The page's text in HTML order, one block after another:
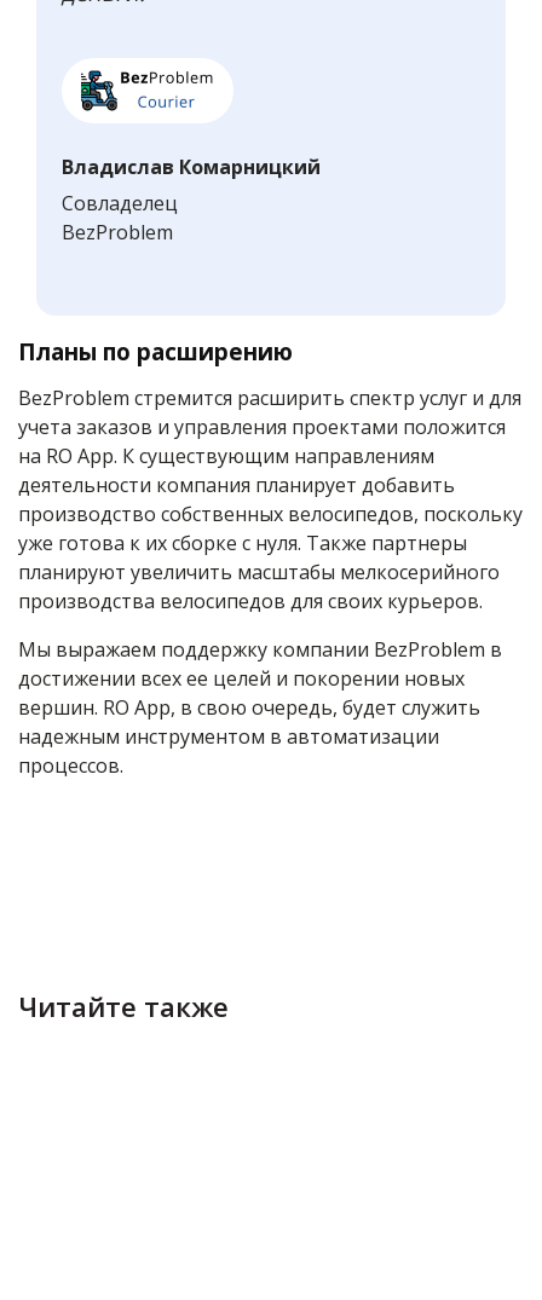
Владислав Комарницкий
Совладелец
BezProblem
Планы по расширению
BezProblem стремится расширить спектр услуг и для
учета заказов и управления проектами положится
на RO App. К существующим направлениям
деятельности компания планирует добавить
производство собственных велосипедов, поскольку
уже готова к их сборке с нуля. Также партнеры
планируют увеличить масштабы мелкосерийного
производства велосипедов для своих курьеров.
Мы выражаем поддержку компании BezProblem в
достижении всех ее целей и покорении новых
вершин. RO App, в свою очередь, будет служить
надежным инструментом в автоматизации
процессов.
Читайте также